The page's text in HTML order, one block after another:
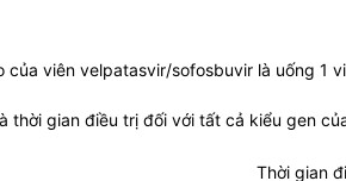
của viên velpatasvir/sofosbuvir là uống 1
thời gian điều trị đối với tất cả kiểu gen
Thời gian